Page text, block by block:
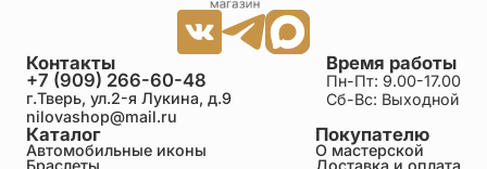
Каталог
Автомобильные иконы
Браслеты
Покупателю
О мастерской
Доставка и оплата
Время работы
Пн-Пт: 9.00-17.00
Сб-Вс: Выходной
Контакты
+7 (909) 266-60-48
г.Тверь, ул.2-я Лукина, д.9
nilovashop@mail.ru